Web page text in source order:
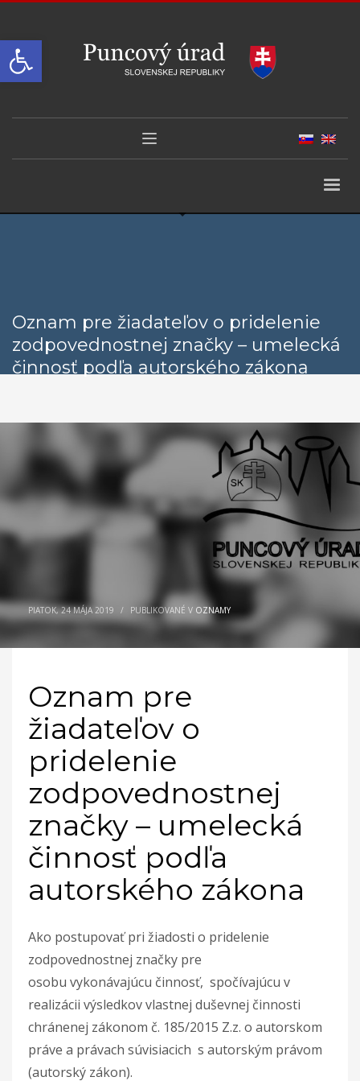
Open toolbar
Oznam pre žiadateľov o pridelenie
zodpovednostnej značky – umelecká
činnosť podľa autorského zákona
PIATOK, 24 MÁJA 2019 / PUBLIKOVANÉ V OZNAMY
Oznam pre
žiadateľov o
pridelenie
zodpovednostnej
značky – umelecká
činnosť podľa
autorského zákona
Ako postupovať pri žiadosti o pridelenie
zodpovednostnej značky pre
osobu vykonávajúcu činnosť, spočívajúcu v
realizácii výsledkov vlastnej duševnej činnosti
chránenej zákonom č. 185/2015 Z.z. o autorskom
práve a právach súvisiacich s autorským právom
(autorský zákon).